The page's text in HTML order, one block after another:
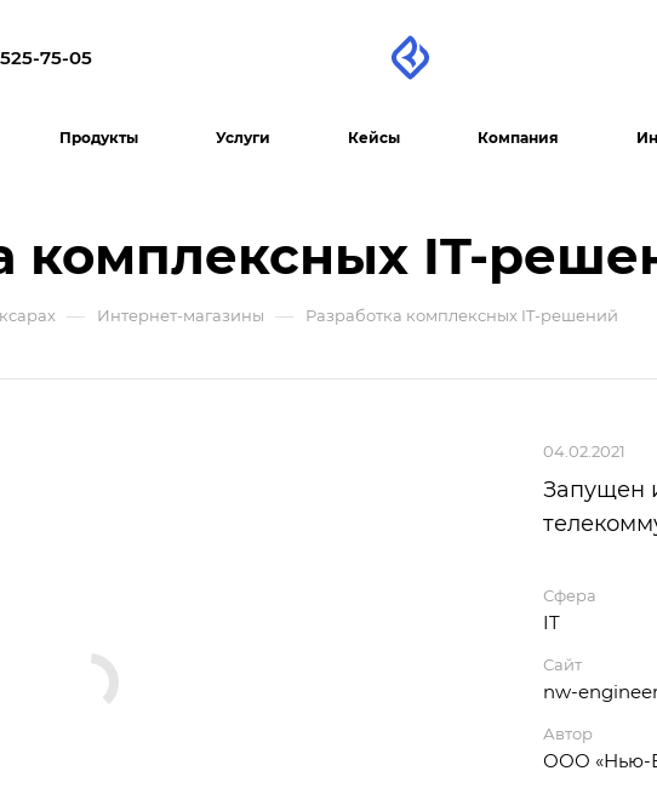
75-05
Продукты Услуги Кейсы Компания
комплексных IT-
— Интернет-магазины — Разработка комплексных IT-решений
04.02.2021
Запущен
Сфера
IT
Сайт
nw-
Автор
ООО «Нью-